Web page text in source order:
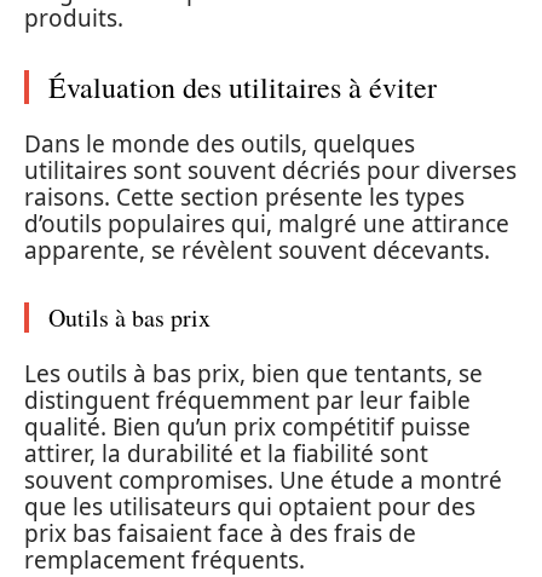
produits.
Évaluation des utilitaires à éviter
Dans le monde des outils, quelques
utilitaires sont souvent décriés pour diverses
raisons. Cette section présente les types
d’outils populaires qui, malgré une attirance
apparente, se révèlent souvent décevants.
Outils à bas prix
Les outils à bas prix, bien que tentants, se
distinguent fréquemment par leur faible
qualité. Bien qu’un prix compétitif puisse
attirer, la durabilité et la fiabilité sont
souvent compromises. Une étude a montré
que les utilisateurs qui optaient pour des
prix bas faisaient face à des frais de
remplacement fréquents.